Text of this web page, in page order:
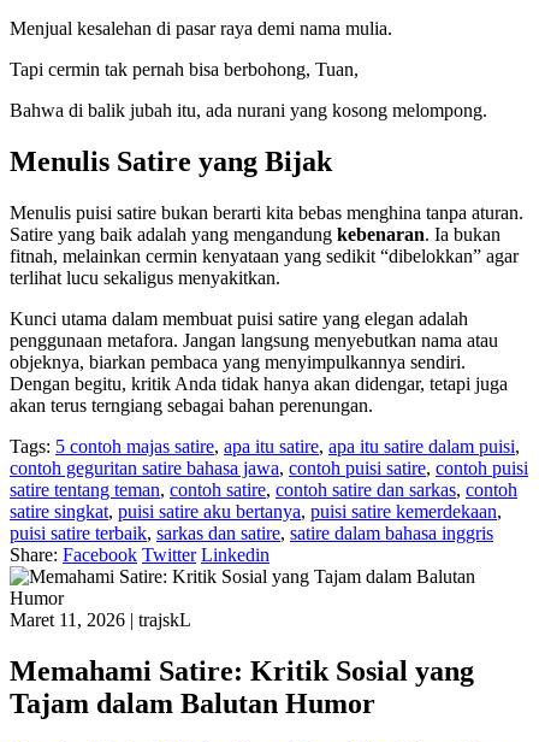
Menjual kesalehan di pasar raya demi nama mulia.
Tapi cermin tak pernah bisa berbohong, Tuan,
Bahwa di balik jubah itu, ada nurani yang kosong melompong.
Menulis Satire yang Bijak
Menulis puisi satire bukan berarti kita bebas menghina tanpa aturan.
Satire yang baik adalah yang mengandung kebenaran. Ia bukan
fitnah, melainkan cermin kenyataan yang sedikit “dibelokkan” agar
terlihat lucu sekaligus menyakitkan.
Kunci utama dalam membuat puisi satire yang elegan adalah
penggunaan metafora. Jangan langsung menyebutkan nama atau
objeknya, biarkan pembaca yang menyimpulkannya sendiri.
Dengan begitu, kritik Anda tidak hanya akan didengar, tetapi juga
akan terus terngiang sebagai bahan perenungan.
Tags: 5 contoh majas satire, apa itu satire, apa itu satire dalam puisi,
contoh geguritan satire bahasa jawa, contoh puisi satire, contoh puisi
satire tentang teman, contoh satire, contoh satire dan sarkas, contoh
satire singkat, puisi satire aku bertanya, puisi satire kemerdekaan,
puisi satire terbaik, sarkas dan satire, satire dalam bahasa inggris
Share: Facebook Twitter Linkedin
Maret 11, 2026 | trajskL
Memahami Satire: Kritik Sosial yang
Tajam dalam Balutan Humor